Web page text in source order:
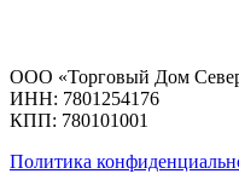
ООО «Торговый Дом
ИНН: 7801254176
КПП: 780101001
Политика